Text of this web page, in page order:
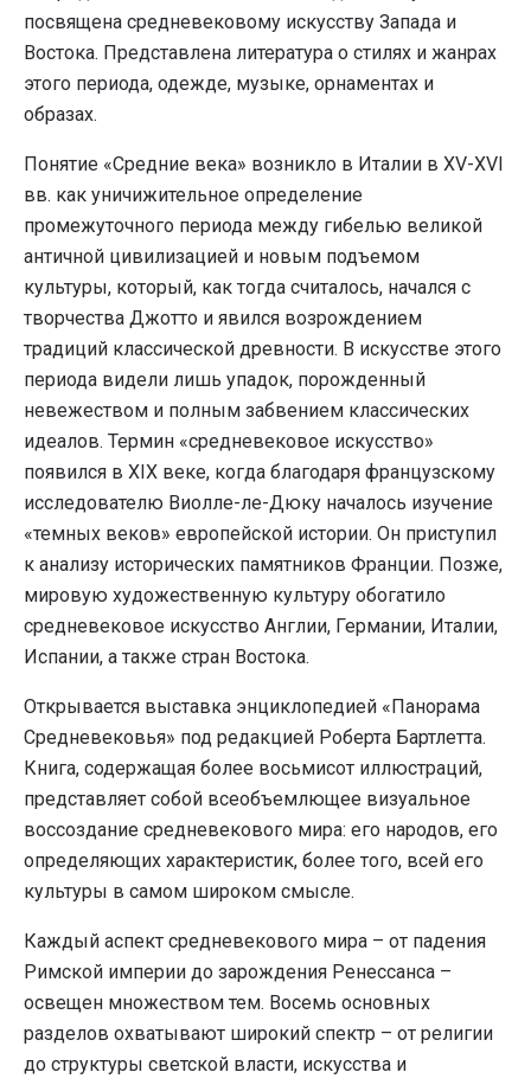
посвящена средневековому искусству Запада и
Востока. Представлена литература о стилях и жанрах
этого периода, одежде, музыке, орнаментах и
образах.
Понятие «Средние века» возникло в Италии в XV-XVI
вв. как уничижительное определение
промежуточного периода между гибелью великой
античной цивилизацией и новым подъемом
культуры, который, как тогда считалось, начался с
творчества Джотто и явился возрождением
традиций классической древности. В искусстве этого
периода видели лишь упадок, порожденный
невежеством и полным забвением классических
идеалов. Термин «средневековое искусство»
появился в XIX веке, когда благодаря французскому
исследователю Виолле-ле-Дюку началось изучение
«темных веков» европейской истории. Он приступил
к анализу исторических памятников Франции. Позже,
мировую художественную культуру обогатило
средневековое искусство Англии, Германии, Италии,
Испании, а также стран Востока.
Открывается выставка энциклопедией «Панорама
Средневековья» под редакцией Роберта Бартлетта.
Книга, содержащая более восьмисот иллюстраций,
представляет собой всеобъемлющее визуальное
воссоздание средневекового мира: его народов, его
определяющих характеристик, более того, всей его
культуры в самом широком смысле.
Каждый аспект средневекового мира – от падения
Римской империи до зарождения Ренессанса –
освещен множеством тем. Восемь основных
разделов охватывают широкий спектр – от религии
до структуры светской власти, искусства и